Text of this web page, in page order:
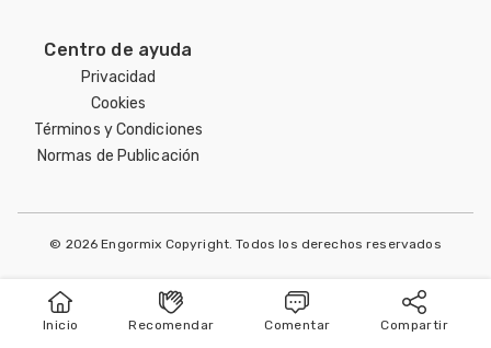
Inicio Publicar Buscar
Inicio Recomendar Comentar Compartir
Centro de ayuda
Privacidad
Cookies
Términos y Condiciones
Normas de Publicación
© 2026 Engormix Copyright. Todos los derechos reservados